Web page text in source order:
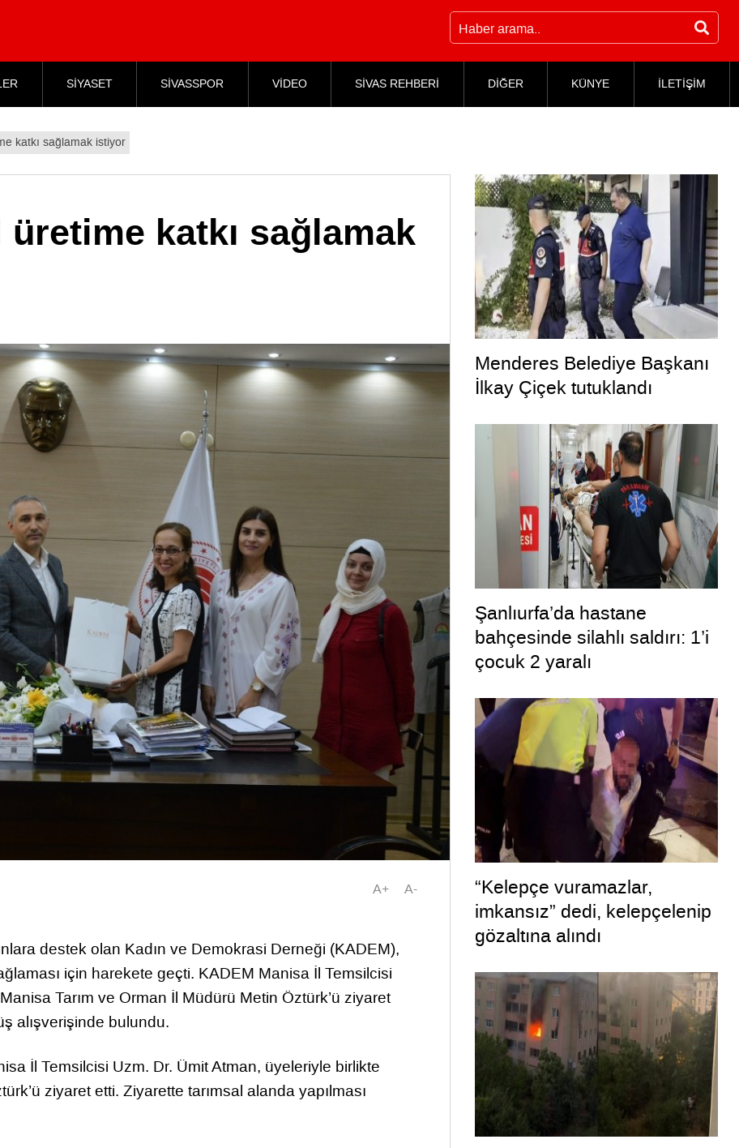
SİYASET SİVASSPOR VİDEO SİVAS REHBERİ DİĞER KÜNYE İLETİŞİM
katkı sağlamak istiyor
üretime katkı sağlamak
A+ A-
destek olan Kadın ve Demokrasi Derneği (KADEM),
için harekete geçti. KADEM Manisa İl Temsilcisi
Tarım ve Orman İl Müdürü Metin Öztürk’ü ziyaret
alışverişinde bulundu.
İl Temsilcisi Uzm. Dr. Ümit Atman, üyeleriyle birlikte
ziyaret etti. Ziyarette tarımsal alanda yapılması
Menderes Belediye Başkanı
İlkay Çiçek tutuklandı
Şanlıurfa’da hastane
bahçesinde silahlı saldırı: 1’i
çocuk 2 yaralı
“Kelepçe vuramazlar,
imkansız” dedi, kelepçelenip
gözaltına alındı